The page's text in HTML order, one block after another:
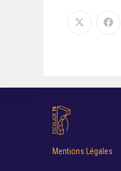
Mentions Légales